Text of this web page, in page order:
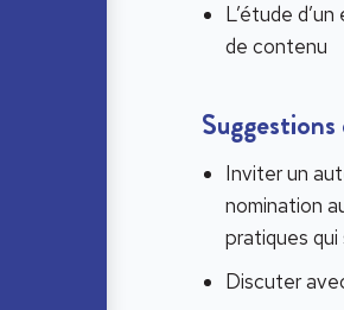
L’étude
de contenu
Inviter un
nomination
pratiques qui
Discuter